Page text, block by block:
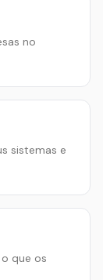
no
sistemas e
que os